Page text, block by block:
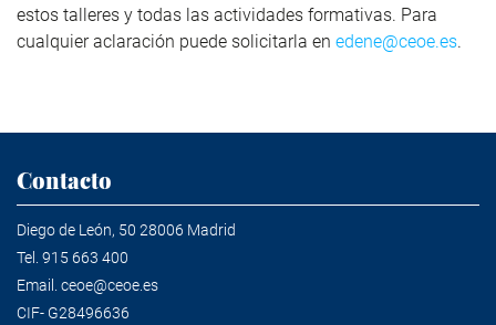
estos talleres y todas las actividades formativas. Para
cualquier aclaración puede solicitarla en edene@ceoe.es.
Contacto
Diego de León, 50 28006 Madrid
Tel. 915 663 400
Email. ceoe@ceoe.es
CIF- G28496636